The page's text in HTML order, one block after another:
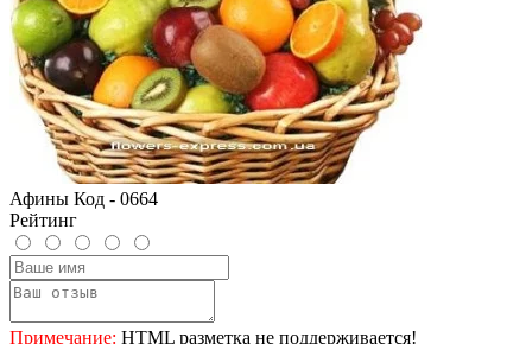
Афины Код - 0664
Рейтинг
Примечание: HTML разметка не поддерживается!